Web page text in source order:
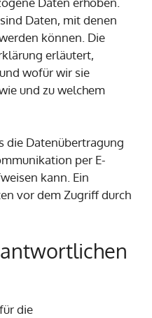
Daten, mit denen
können. Die
erläutert,
wofür wir sie
und zu welchem
die Datenübertragung
per E-
kann. Ein
vor dem Zugriff durch
die